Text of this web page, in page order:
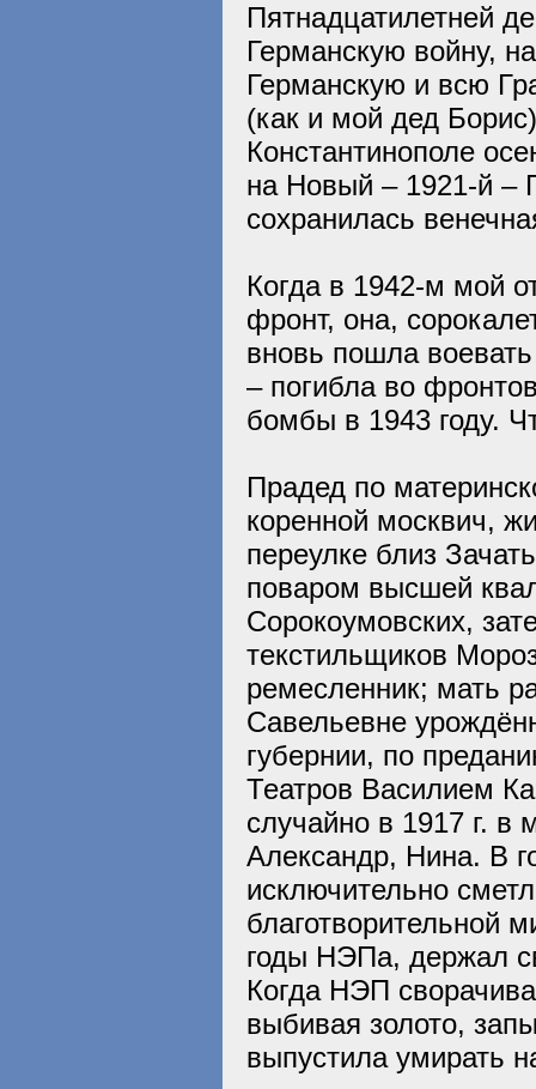
Пятнадцатилетней
Германскую войну,
Германскую и всю
(как и мой дед
Константинополе
на Новый – 1921-й –
сохранилась
Когда в 1942-м мой
фронт, она,
вновь пошла
– погибла во
бомбы в 1943 году.
Прадед по
коренной москвич,
переулке близ
поваром высшей
Сорокоумовских,
текстильщиков
ремесленник; мать
Савельевне
губернии, по
Театров Василием
случайно в 1917 г. в
Александр, Нина. В
исключительно
благотворительной
годы НЭПа, держал
Когда НЭП
выбивая золото,
выпустила умирать